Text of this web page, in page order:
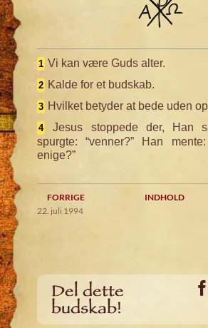
1 Vi kan være Guds alter.
2 Kalde for et budskab.
3 Hvilket betyder at bede uden
4
Jesus stoppede der, Han
spurgte: “venner?” Han
enige?”
FORRIGE INDHOLD
22. juli 1994
Del dette
budskab!